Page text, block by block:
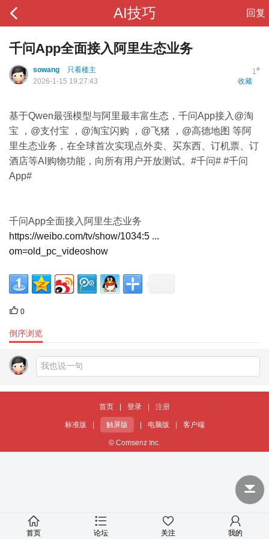
AI技巧 回复
千问App全面接入阿里生态业务
1#
sowang
只看楼主
收藏
2026-1-15 19:27:43
基于Qwen最强模型与阿里最丰富生态，千问App接入@淘
宝 ，@支付宝 ，@淘宝闪购 ，@飞猪 ，@高德地图 等阿
里生态业务，在全球首次实现点外卖、买东西、订机票、订
酒店等AI购物功能，向所有用户开放测试。#千问# #千问
App# ​ ​
千问App全面接入阿里生态业务
https://weibo.com/tv/show/1034:5 ...
om=old_pc_videoshow
0
倒序浏览
首页 登录 注册
标准版 触屏版 电脑版 客户端
© Comsenz Inc.
首页 论坛 关注 我的